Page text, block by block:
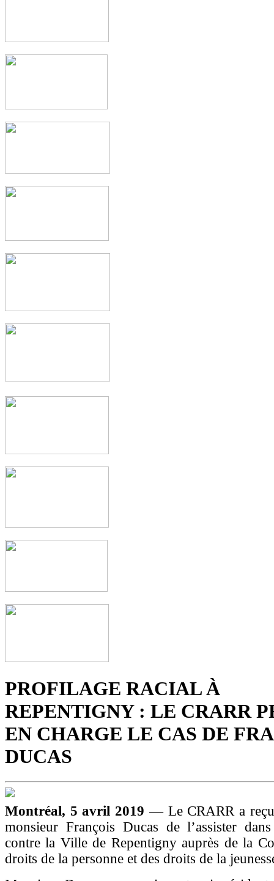
PROFILAGE RACIAL À
REPENTIGNY : LE CRARR
EN CHARGE LE CAS DE
DUCAS
Montréal, 5 avril 2019— Le CRARR a
monsieur François Ducas de l’assister
contre la Ville de Repentigny auprès de la
droits de la personne et des droits de la